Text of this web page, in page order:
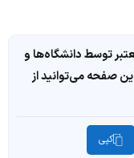
توسط دانشگاه‌ها و
صفحه می‌توانید از
کپی